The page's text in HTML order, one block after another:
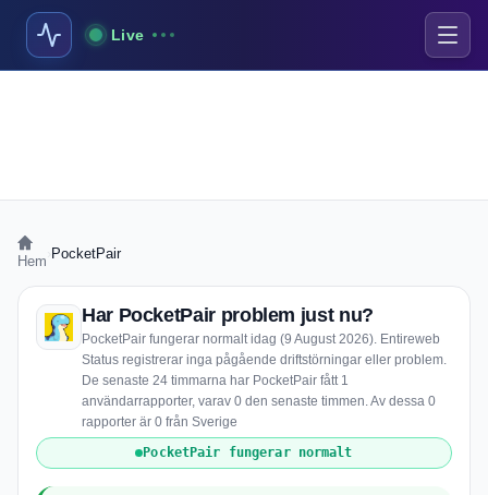
Live
Hem PocketPair
Har PocketPair problem just nu?
PocketPair fungerar normalt idag (9 August 2026). Entireweb
Status registrerar inga pågående driftstörningar eller problem.
De senaste 24 timmarna har PocketPair fått 1
användarrapporter, varav 0 den senaste timmen. Av dessa 0
rapporter är 0 från Sverige
PocketPair fungerar normalt